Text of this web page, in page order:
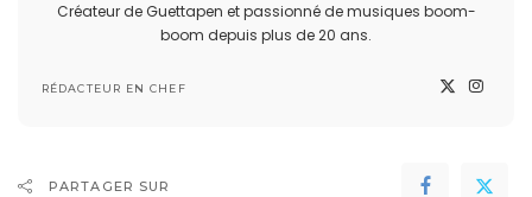
Créateur de Guettapen et passionné de musiques boom-
boom depuis plus de 20 ans.
RÉDACTEUR EN CHEF
PARTAGER SUR